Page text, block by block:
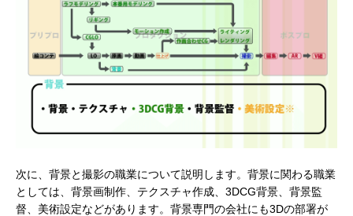
次に、背景と撮影の職業について説明します。背景に関わる職業
としては、背景画制作、テクスチャ作成、3DCG背景、背景監
督、美術設定などがあります。背景専門の会社にも3Dの部署が